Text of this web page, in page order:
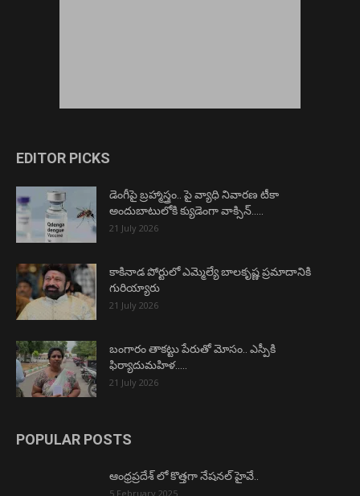
EDITOR PICKS
డెంగీపై బ్రహ్మాస్త్రం.. పై వ్యాధి నివారణ టీకా
అందుబాటులోకి క్యుడెంగా వాక్సిన్…..
21 July 2026
కాకినాడ పోర్టులో ఎమ్మెల్యే బాలకృష్ణ ప్రమాదానికి
గురియ్యారు
21 July 2026
బంగారం తాకట్టు పేరుతో మోసం.. ఎస్పీకి
ఫిర్యాదుమహిళ…..
21 July 2026
POPULAR POSTS
ఆంధ్రప్రదేశ్ లో కొత్తగా నేషనల్ హైవే..
5 February 2025